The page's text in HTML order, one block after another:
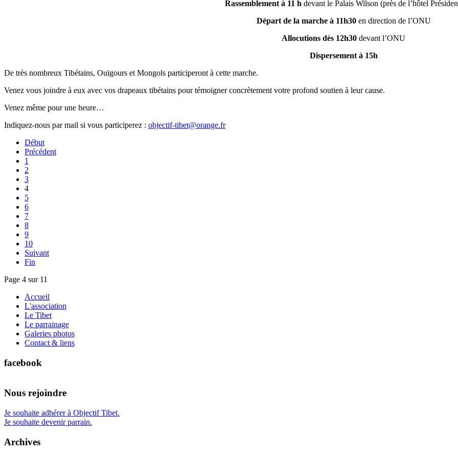
Rassemblement à 11 h devant le Palais Wilson (près de l’hôtel
Départ de la marche à 11h30en direction de l’ONU
Allocutions dès 12h30 devant l’ONU
Dispersement à 15h
De très nombreux Tibétains, Ouïgours et Mongols participeront à cette marche.
Venez vous joindre à eux avec vos drapeaux tibétains pour témoigner concrètement votre profond soutien à leur cause.
Venez même pour une heure…
Indiquez-nous par mail si vous participerez : objectif-tibet@orange.fr
Début
Précédent
1
2
3
4
5
6
7
8
9
10
Suivant
Fin
Page 4 sur 11
Accueil
L'association
Le Tibet
Le parrainage
Galeries photos
Contact & liens
facebook
Nous rejoindre
Je souhaite adhérer à Objectif Tibet.
Je souhaite devenir parrain.
Archives